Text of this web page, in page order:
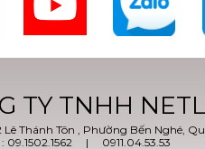
TY TNHH
Lê Thánh Tôn , Phường Bến Nghé,
09.1502.1562 | 0911.04.53.53